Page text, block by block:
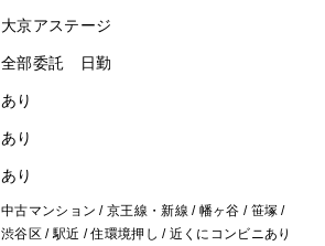
大京アステージ
全部委託 日勤
あり
あり
あり
中古マンション / 京王線・新線 / 幡ヶ谷 / 笹塚 /
渋谷区 / 駅近 / 住環境押し / 近くにコンビニあり